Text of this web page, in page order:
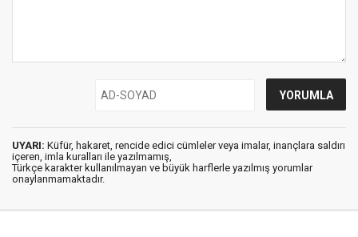
UYARI: Küfür, hakaret, rencide edici cümleler veya imalar, inançlara saldırı
içeren, imla kuralları ile yazılmamış,
Türkçe karakter kullanılmayan ve büyük harflerle yazılmış yorumlar
onaylanmamaktadır.